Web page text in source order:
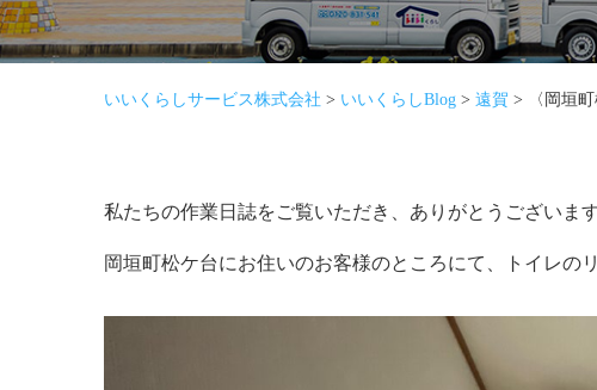
いいくらしサービス株式会社 > いいくらしBlog > 遠賀 > 〈岡垣
私たちの作業日誌をご覧いただき、ありがとうございます
岡垣町松ケ台にお住いのお客様のところにて、トイレの